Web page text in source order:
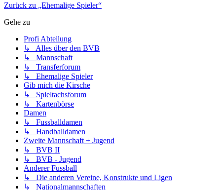
Zurück zu „Ehemalige Spieler“
Gehe zu
Profi Abteilung
↳ Alles über den BVB
↳ Mannschaft
↳ Transferforum
↳ Ehemalige Spieler
Gib mich die Kirsche
↳ Spieltachsforum
↳ Kartenbörse
Damen
↳ Fussballdamen
↳ Handballdamen
Zweite Mannschaft + Jugend
↳ BVB II
↳ BVB - Jugend
Anderer Fussball
↳ Die anderen Vereine, Konstrukte und Ligen
↳ Nationalmannschaften